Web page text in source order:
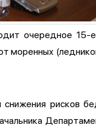
очередное 15-е
моренных
снижения рисков